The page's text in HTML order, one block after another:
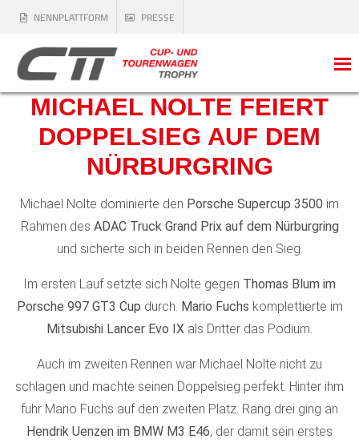
NENNPLATTFORM PRESSE
MICHAEL NOLTE FEIERT
DOPPELSIEG AUF DEM
NÜRBURGRING
Michael Nolte dominierte den Porsche Supercup 3500 im
Rahmen des ADAC Truck Grand Prix auf dem Nürburgring
und sicherte sich in beiden Rennen den Sieg.
Im ersten Lauf setzte sich Nolte gegen Thomas Blum im
Porsche 997 GT3 Cup durch. Mario Fuchs komplettierte im
Mitsubishi Lancer Evo IX als Dritter das Podium.
Auch im zweiten Rennen war Michael Nolte nicht zu
schlagen und machte seinen Doppelsieg perfekt. Hinter ihm
fuhr Mario Fuchs auf den zweiten Platz. Rang drei ging an
Hendrik Uenzen im BMW M3 E46, der damit sein erstes